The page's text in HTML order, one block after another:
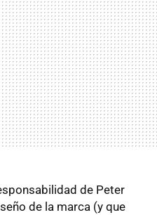
de Peter
de la marca (y que